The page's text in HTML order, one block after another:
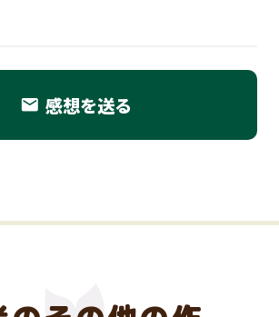
email 感想を送る